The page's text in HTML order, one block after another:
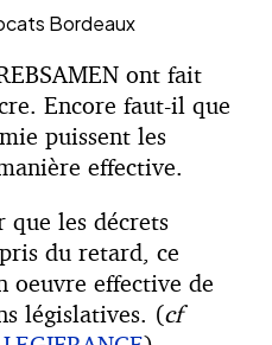
Bordeaux
ont fait
Encore faut-il que
puissent les
effective.
que les décrets
du retard, ce
oeuvre effective de
législatives. (cf